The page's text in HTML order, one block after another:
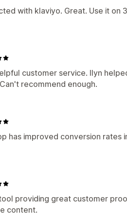
with klaviyo. Great. Use it on
customer service. Ilyn
recommend enough.
has improved conversion rates
providing great customer
content.